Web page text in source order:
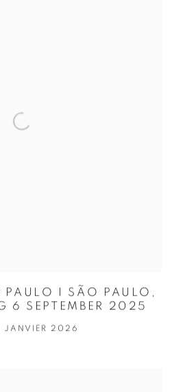
PAULO I SÃO PAULO,
6 SEPTEMBER 2025
JANVIER 2026